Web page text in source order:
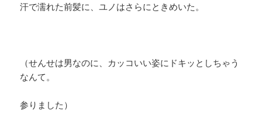
汗で濡れた前髪に、ユノはさらにときめいた。
（せんせは男なのに、カッコいい姿にドキッとしちゃう
なんて。
参りました）